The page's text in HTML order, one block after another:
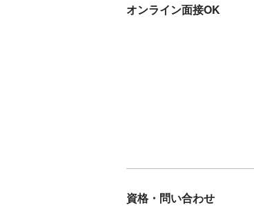
オンライン面接OK
資格・問い合わせ